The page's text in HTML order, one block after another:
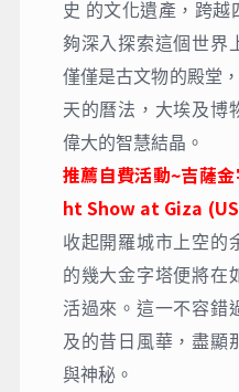
史 的文化遺產，跨越
夠深入探索這個世界
僅僅是古文物的殿堂
天的曆法，大埃及博
偉大的智慧結晶。
推薦自費活動~吉薩
ht Show at Giza
收起開羅城市上空的
的幾大金字塔便將在
活過來。這一不容錯
及的昔日風華，盡顯
與神秘。